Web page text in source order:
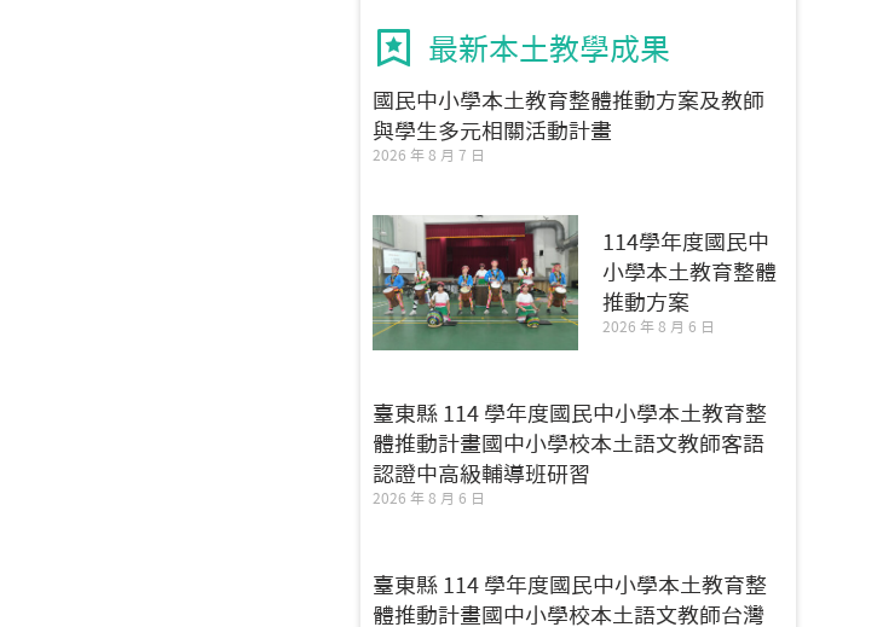
最新本土教學成果
國民中小學本土教育整體推動方案及教師
與學生多元相關活動計畫
2026 年 8 月 7 日
114學年度國民中
小學本土教育整體
推動方案
2026 年 8 月 6 日
臺東縣 114 學年度國民中小學本土教育整
體推動計畫國中小學校本土語文教師客語
認證中高級輔導班研習
2026 年 8 月 6 日
臺東縣 114 學年度國民中小學本土教育整
體推動計畫國中小學校本土語文教師台灣